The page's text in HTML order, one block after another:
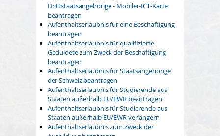
Drittstaatsangehörige - Mobiler-ICT-Karte
beantragen
Aufenthaltserlaubnis für eine Beschäftigung
beantragen
Aufenthaltserlaubnis für qualifizierte
Geduldete zum Zweck der Beschäftigung
beantragen
Aufenthaltserlaubnis für Staatsangehörige
der Schweiz beantragen
Aufenthaltserlaubnis für Studierende aus
Staaten außerhalb EU/EWR beantragen
Aufenthaltserlaubnis für Studierende aus
Staaten außerhalb EU/EWR verlängern
Aufenthaltserlaubnis zum Zweck der